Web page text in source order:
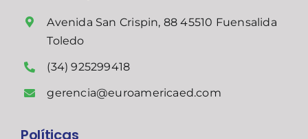
Avenida San Crispin, 88 45510 Fuensalida
Toledo
(34) 925299418
gerencia@euroamericaed.com
Políticas